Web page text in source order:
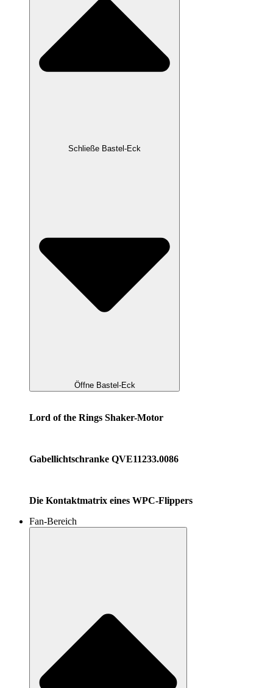
Schließe Bastel-Eck
Öffne Bastel-Eck
Lord of the Rings Shaker-Motor
Gabellichtschranke QVE11233.0086
Die Kontaktmatrix eines WPC-Flippers
Fan-Bereich